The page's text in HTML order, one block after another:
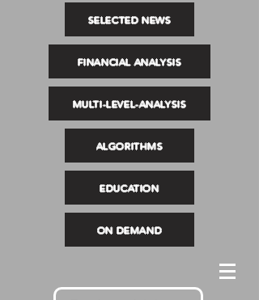
SELECTED NEWS
FINANCIAL ANALYSIS
MULTI-LEVEL-ANALYSIS
ALGORITHMS
EDUCATION
ON DEMAND